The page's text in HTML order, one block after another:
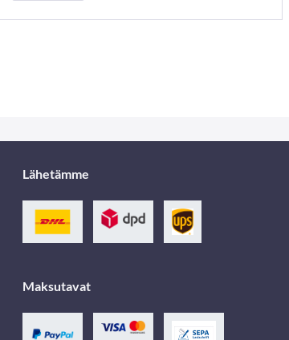
Lähetämme
Maksutavat